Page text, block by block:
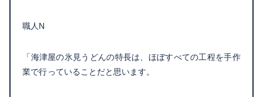
職人N
「海津屋の氷見うどんの特長は、ほぼすべての工程を手作
業で行っていることだと思います。